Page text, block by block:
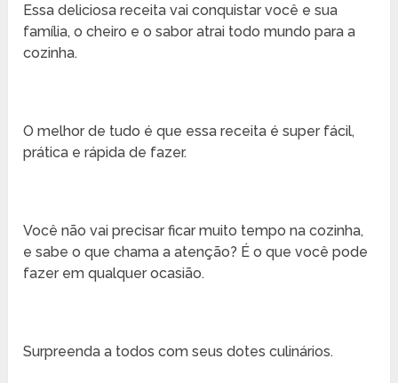
Essa deliciosa receita vai conquistar você e sua
família, o cheiro e o sabor atrai todo mundo para a
cozinha.
O melhor de tudo é que essa receita é super fácil,
prática e rápida de fazer.
Você não vai precisar ficar muito tempo na cozinha,
e sabe o que chama a atenção? É o que você pode
fazer em qualquer ocasião.
Surpreenda a todos com seus dotes culinários.